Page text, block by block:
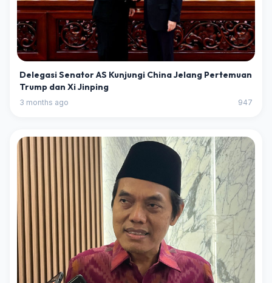
Delegasi Senator AS Kunjungi China Jelang Pertemuan
Trump dan Xi Jinping
3 months ago 947